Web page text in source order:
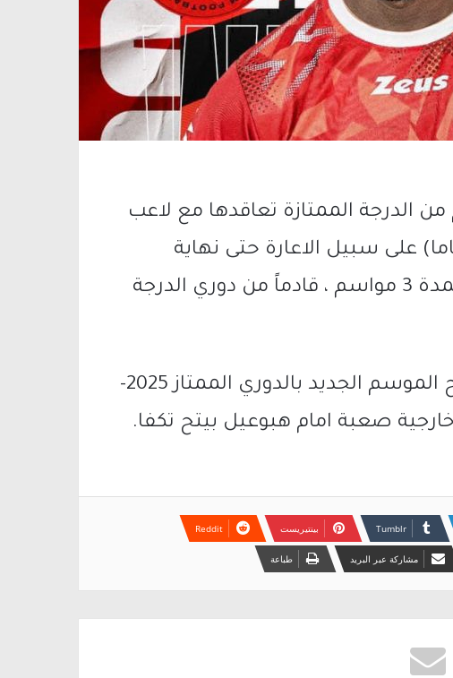
الدرجة الممتازة تعاقدها مع لاعب
النيجيري اليكس اماكا (20 عاما) على سبيل الاعارة حتى نهاية
الموسم مع امكانية الشراء بعقد لمدة 3 مواسم ، قادماً من دوري الدرجة
هذا ويفريق هبوعيل ام الفحم يفتتح الموسم الجديد بالدوري الممتاز 2025-
بينتيريست
مشاركة عبر البريد طباعة